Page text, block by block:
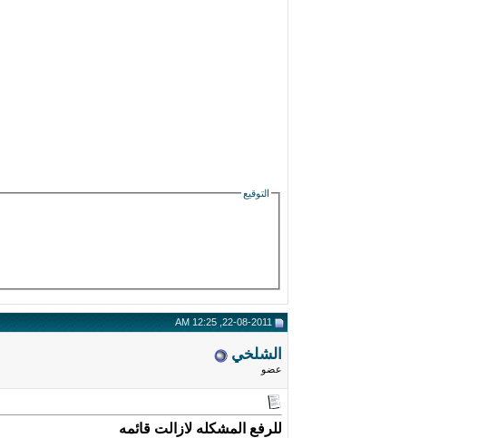
التوقيع
الشلخي
عضو
للرفع المشكله لازالت قائمه